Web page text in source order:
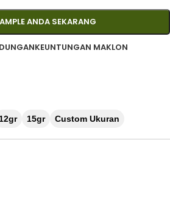
ANDA SEKARANG
KEUNTUNGAN MAKLON
12gr 15gr Custom Ukuran